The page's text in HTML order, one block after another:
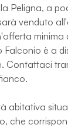
Peligna, a
venduto
minima
Falconio è a
Contattaci
abitativa
che